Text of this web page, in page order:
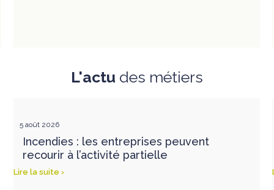
L'actu des métiers
5 août 2026
Incendies : les entreprises peuvent
recourir à l’activité partielle
Lire la suite ›